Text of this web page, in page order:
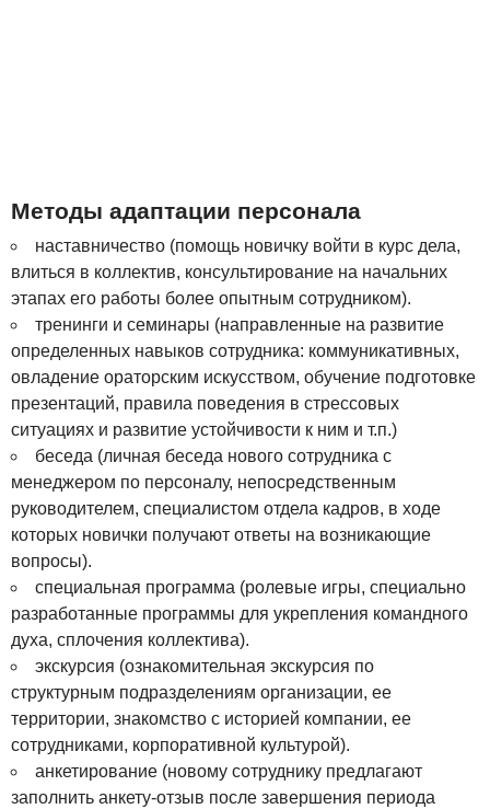
Методы адаптации персонала
наставничество (помощь новичку войти в курс дела,
влиться в коллектив, консультирование на начальних
этапах его работы более опытным сотрудником).
тренинги и семинары (направленные на развитие
определенных навыков сотрудника: коммуникативных,
овладение ораторским искусством, обучение подготовке
презентаций, правила поведения в стрессовых
ситуациях и развитие устойчивости к ним и т.п.)
беседа (личная беседа нового сотрудника с
менеджером по персоналу, непосредственным
руководителем, специалистом отдела кадров, в ходе
которых новички получают ответы на возникающие
вопросы).
специальная программа (ролевые игры, специально
разработанные программы для укрепления командного
духа, сплочения коллектива).
экскурсия (ознакомительная экскурсия по
структурным подразделениям организации, ее
территории, знакомство с историей компании, ее
сотрудниками, корпоративной культурой).
анкетирование (новому сотруднику предлагают
заполнить анкету-отзыв после завершения периода